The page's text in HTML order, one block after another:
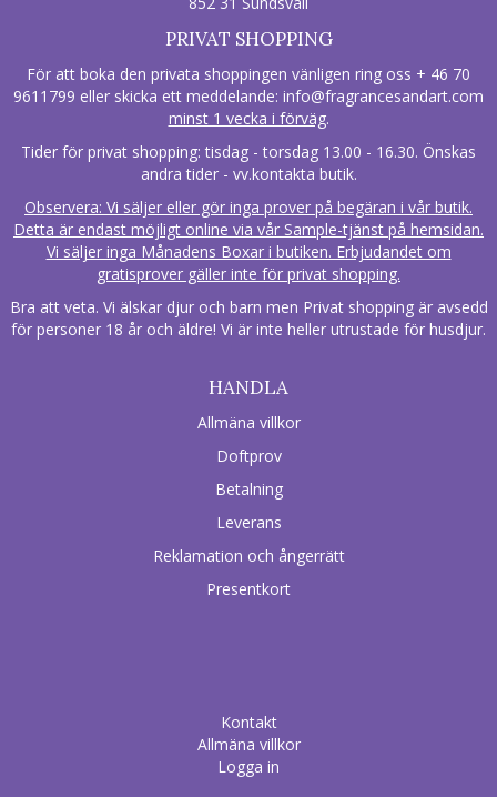
PRIVAT SHOPPING
För att boka den privata shoppingen vänligen ring oss + 46 70
9611799 eller skicka ett meddelande: info@fragrancesandart.com
minst 1 vecka i förväg.
Tider för privat shopping: tisdag - torsdag 13.00 - 16.30. Önskas
andra tider - vv.kontakta butik.
Observera: Vi säljer eller gör inga prover på begäran i vår butik.
Detta är endast möjligt online via vår Sample-tjänst på hemsidan.
Vi säljer inga Månadens Boxar i butiken. Erbjudandet om
gratisprover gäller inte för privat shopping.
Bra att veta. Vi älskar djur och barn men Privat shopping är avsedd
för personer 18 år och äldre! Vi är inte heller utrustade för husdjur.
HANDLA
Allmäna villkor
Doftprov
Betalning
Leverans
Reklamation och ångerrätt
Presentkort
Kontakt
Allmäna villkor
Logga in